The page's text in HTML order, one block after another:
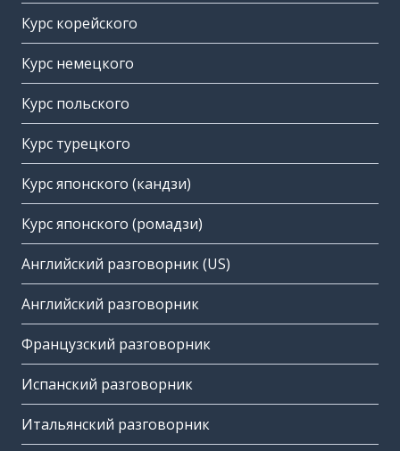
Курс корейского
Курс немецкого
Курс польского
Курс турецкого
Курс японского (кандзи)
Курс японского (ромадзи)
Английский разговорник (US)
Английский разговорник
Французский разговорник
Испанский разговорник
Итальянский разговорник